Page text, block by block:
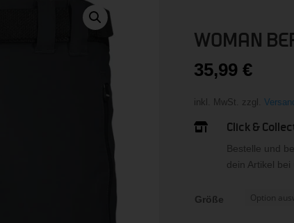
WOMAN
35,99 €
inkl. MwSt. zzgl.
 Click &
Bestelle und
dein Artikel
Größe